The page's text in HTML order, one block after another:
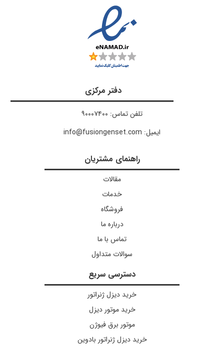
دسترسی سریع
خرید دیزل ژنراتور
خرید موتور دیزل
موتور برق فیوژن
خرید دیزل ژنراتور بادوین
راهنمای مشتریان
مقالات
خدمات
فروشگاه
درباره ما
تماس با ما
سوالات متداول
دفتر مرکزی
تلفن تماس: ۹۰۰۰۷۴۰۰
ایمیل: info@fusiongenset.com